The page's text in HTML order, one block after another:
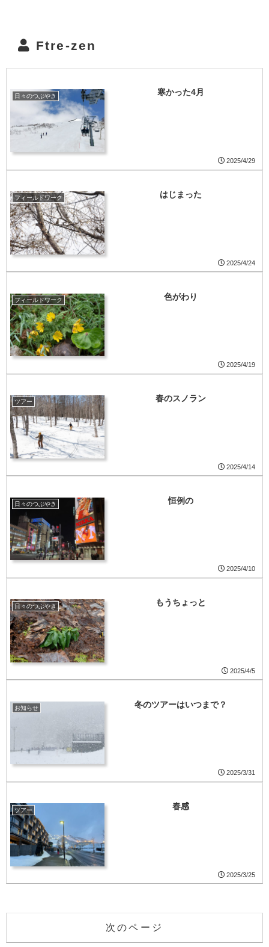
Ftre-zen
日々のつぶやき 寒かった4月
2025/4/29
フィールドワーク はじまった
2025/4/24
フィールドワーク 色がわり
2025/4/19
ツアー 春のスノラン
2025/4/14
日々のつぶやき 恒例の
2025/4/10
日々のつぶやき もうちょっと
2025/4/5
お知らせ 冬のツアーはいつまで？
2025/3/31
ツアー 春感
2025/3/25
次のページ